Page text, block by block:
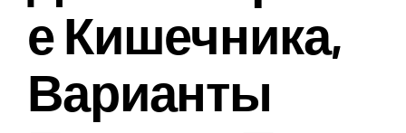
Е Кишечника,
Варианты